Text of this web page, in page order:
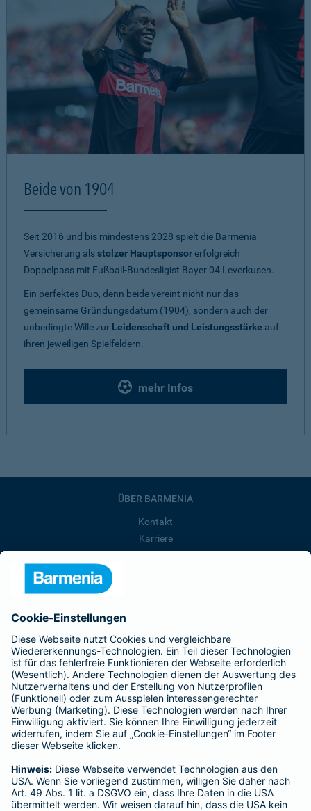
Beide von 1904
Seit 2016 und bis mindestens 2028 spielt die Barmenia
Versicherung alsstolzer Hauptsponsorerfolgreich
Doppelpass mit Fußball-Bundesligist Bayer 04 Leverkusen.
Ein perfektes Duo, denn beide vereint nicht nur das
gemeinsame Gründungsdatum (1904), sondern auch der
unbedingte Wille zur Leidenschaft und Leistungsstärke auf
ihren jeweiligen Spielfeldern.
mehr Infos
ÜBER BARMENIA
Kontakt
Karriere
Barmenia ist Teil der BarmeniaGothaer
BELIEBTE SEITEN
Kranken-Zusatzversicherung
Tierversicherungen
Haftpflichtversicherung
Hausratversicherung
Adresse ändern
Schaden melden